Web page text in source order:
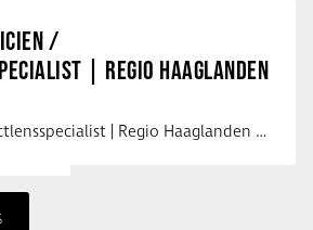
/
| REGIO HAAGLANDEN
Opticien / Contactlensspecialist | Regio Haaglanden & Rotterdam Saludos uit …